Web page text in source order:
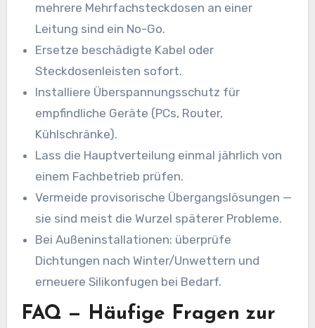
mehrere Mehrfachsteckdosen an einer
Leitung sind ein No-Go.
Ersetze beschädigte Kabel oder
Steckdosenleisten sofort.
Installiere Überspannungsschutz für
empfindliche Geräte (PCs, Router,
Kühlschränke).
Lass die Hauptverteilung einmal jährlich von
einem Fachbetrieb prüfen.
Vermeide provisorische Übergangslösungen —
sie sind meist die Wurzel späterer Probleme.
Bei Außeninstallationen: überprüfe
Dichtungen nach Winter/Unwettern und
erneuere Silikonfugen bei Bedarf.
FAQ — Häufige Fragen zur